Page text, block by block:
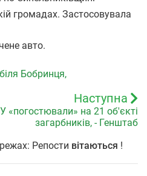
громадах. Застосовувала
авто.
Бобринця,
Наступна
«погостювали» на 21 об'єкті
загарбників, - Генштаб
Репости вітаються !